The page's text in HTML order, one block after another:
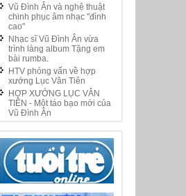
Vũ Đình Ân và nghệ thuật
chinh phục âm nhạc "đỉnh
cao"
Nhạc sĩ Vũ Đình Ân vừa
trình làng album Tặng em
bài rumba.
HTV phỏng vấn về hợp
xướng Lục Vân Tiên
HỢP XƯỚNG LỤC VÂN
TIÊN - Một táo bạo mới của
Vũ Đình Ân